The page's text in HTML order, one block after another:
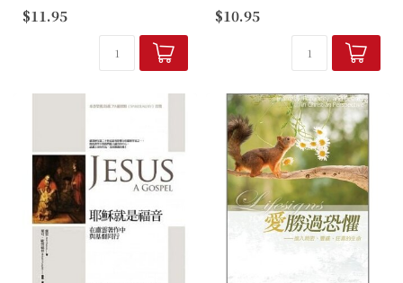
雲在書中邀請我們以三個彼此
相關的「時刻」思考我們的人
生，那是三個以耶穌生平為典
範的「時刻」：獨處、羣居、
$11.95
本書不只適合教牧輔導人士閱
讀，更適合有意參與服事，或
正在服事的基督徒閱讀、思
想。深願我們都能成為記憶
$10.95